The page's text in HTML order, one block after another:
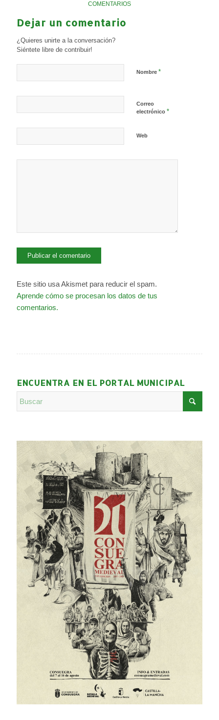
COMENTARIOS
Dejar un comentario
¿Quieres unirte a la conversación?
Siéntete libre de contribuir!
Nombre *
Correo
electrónico *
Web
Este sitio usa Akismet para reducir el spam.
Aprende cómo se procesan los datos de tus
comentarios.
ENCUENTRA EN EL PORTAL MUNICIPAL